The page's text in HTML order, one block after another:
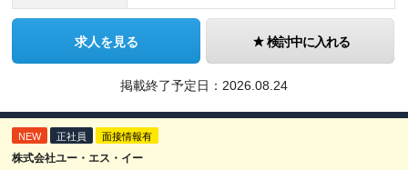
求人を見る 検討中に入れる
掲載終了予定日： 2026.08.24
NEW 正社員 面接情報有
株式会社ユー・エス・イー